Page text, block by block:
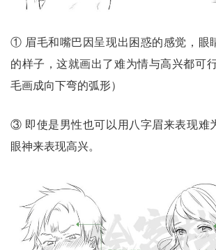
① 眉毛和嘴巴因呈现出困惑的感觉，眼
的样子，这就画出了难为情与高兴都可
毛画成向下弯的弧形）
③ 即使是男性也可以用八字眉来表现难
眼神来表现高兴。